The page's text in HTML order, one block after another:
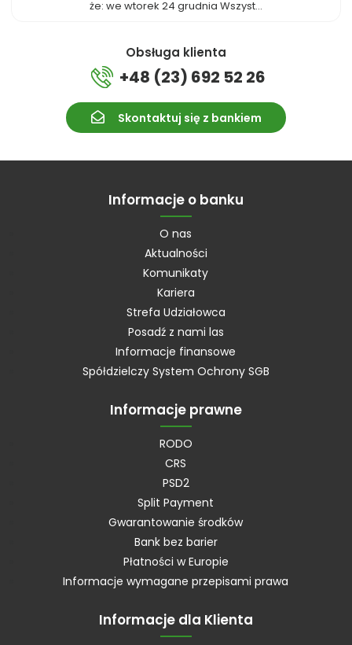
że: we wtorek 24 grudnia Wszyst...
Obsługa klienta
+48 (23) 692 52 26
Skontaktuj się z bankiem
Informacje o banku
O nas
Aktualności
Komunikaty
Kariera
Strefa Udziałowca
Posadź z nami las
Informacje finansowe
Spółdzielczy System Ochrony SGB
Informacje prawne
RODO
CRS
PSD2
Split Payment
Gwarantowanie środków
Bank bez barier
Płatności w Europie
Informacje wymagane przepisami prawa
Informacje dla Klienta